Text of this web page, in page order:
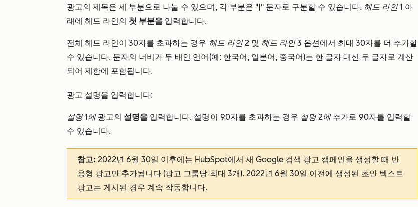
광고의 제목은 세 부분으로 나눌 수 있으며, 각 부분은 "|" 문자로 구분할 수 있습니다. 헤드 라인 1 아
래에 헤드 라인의 첫 부분을 입력합니다.
전체 헤드 라인이 30자를 초과하는 경우 헤드 라인 2 및 헤드 라인 3 옵션에서 최대 30자를 더 추가할
수 있습니다. 문자의 너비가 두 배인 언어(예: 한국어, 일본어, 중국어)는 한 글자 대신 두 글자로 계산
되어 제한에 포함됩니다.
광고 설명을 입력합니다:
설명 1에광고의 설명을 입력합니다. 설명이 90자를 초과하는 경우 설명 2에추가로 90자를 입력할
수 있습니다.
참고: 2022년 6월 30일 이후에는 HubSpot에서 새 Google 검색 광고 캠페인을 생성할 때 반
응형 광고만 추가됩니다 (광고 그룹당 최대 3개). 2022년 6월 30일 이전에 생성된 초안 텍스트
광고는 게시된 경우 계속 작동합니다.